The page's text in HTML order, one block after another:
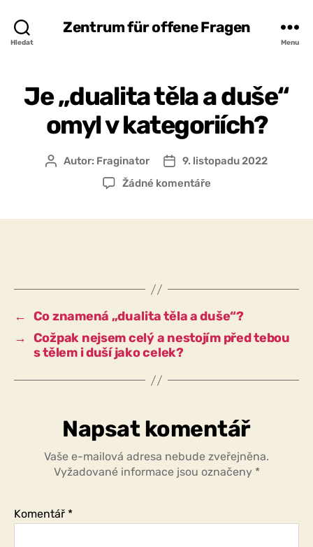
Hledat
Zentrum für offene Fragen
Menu
Je „dualita těla a duše“
omyl v kategoriích?
AutorAutor: Fraginator
Datum
příspěvku
9. listopadu 2022
Žádné komentářeu
a
omyl
v
← Co znamená „dualita těla a duše“?
→ Cožpak nejsem celý a nestojím před tebou
s tělem i duší jako celek?
Napsat komentář
Vaše e-mailová adresa nebude zveřejněna.
Vyžadované informace jsou označeny *
Komentář *